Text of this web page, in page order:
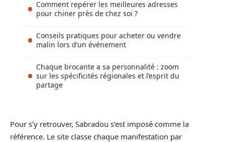
Comment repérer les meilleures adresses
pour chiner près de chez soi ?
Conseils pratiques pour acheter ou vendre
malin lors d’un événement
Chaque brocante a sa personnalité : zoom
sur les spécificités régionales et l’esprit du
partage
Pour s’y retrouver, Sabradou s’est imposé comme la
référence. Le site classe chaque manifestation par